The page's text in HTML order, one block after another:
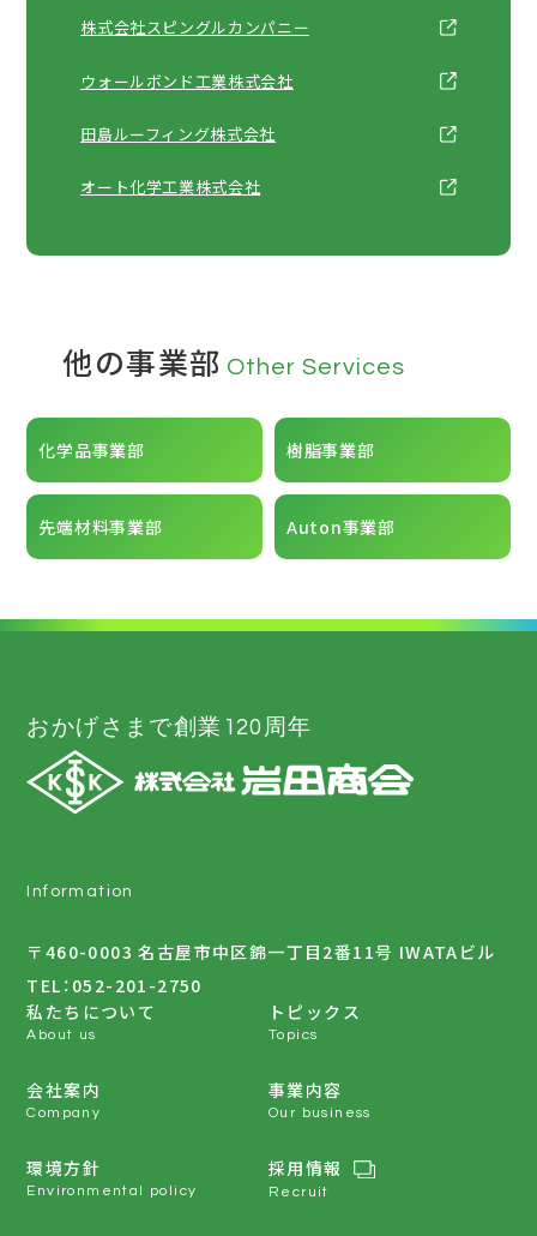
株式会社スピングルカンパニー
ウォールボンド工業株式会社
田島ルーフィング株式会社
オート化学工業株式会社
他の事業部 Other Services
化学品事業部 樹脂事業部
先端材料事業部 Auton事業部
おかげさまで創業120周年
Information
〒460-0003 名古屋市中区錦一丁目2番11号 IWATAビル
TEL： 052-201-2750
私たちについて
About us
トピックス
Topics
会社案内
Company
事業内容
Our business
環境方針
Environmental policy
採用情報
Recruit